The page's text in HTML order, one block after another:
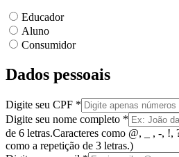
Educador
Aluno
Consumidor
Dados pessoais
Digite seu CPF *
Digite seu nome completo *
de 6 letras.Caracteres como @, _ , -, !,
como a repetição de 3 letras.)